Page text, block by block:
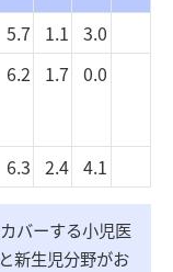
5.7 1.1 3.0
6.2 1.7 0.0
6.3 2.4 4.1
バーする小児医
新生児分野がお